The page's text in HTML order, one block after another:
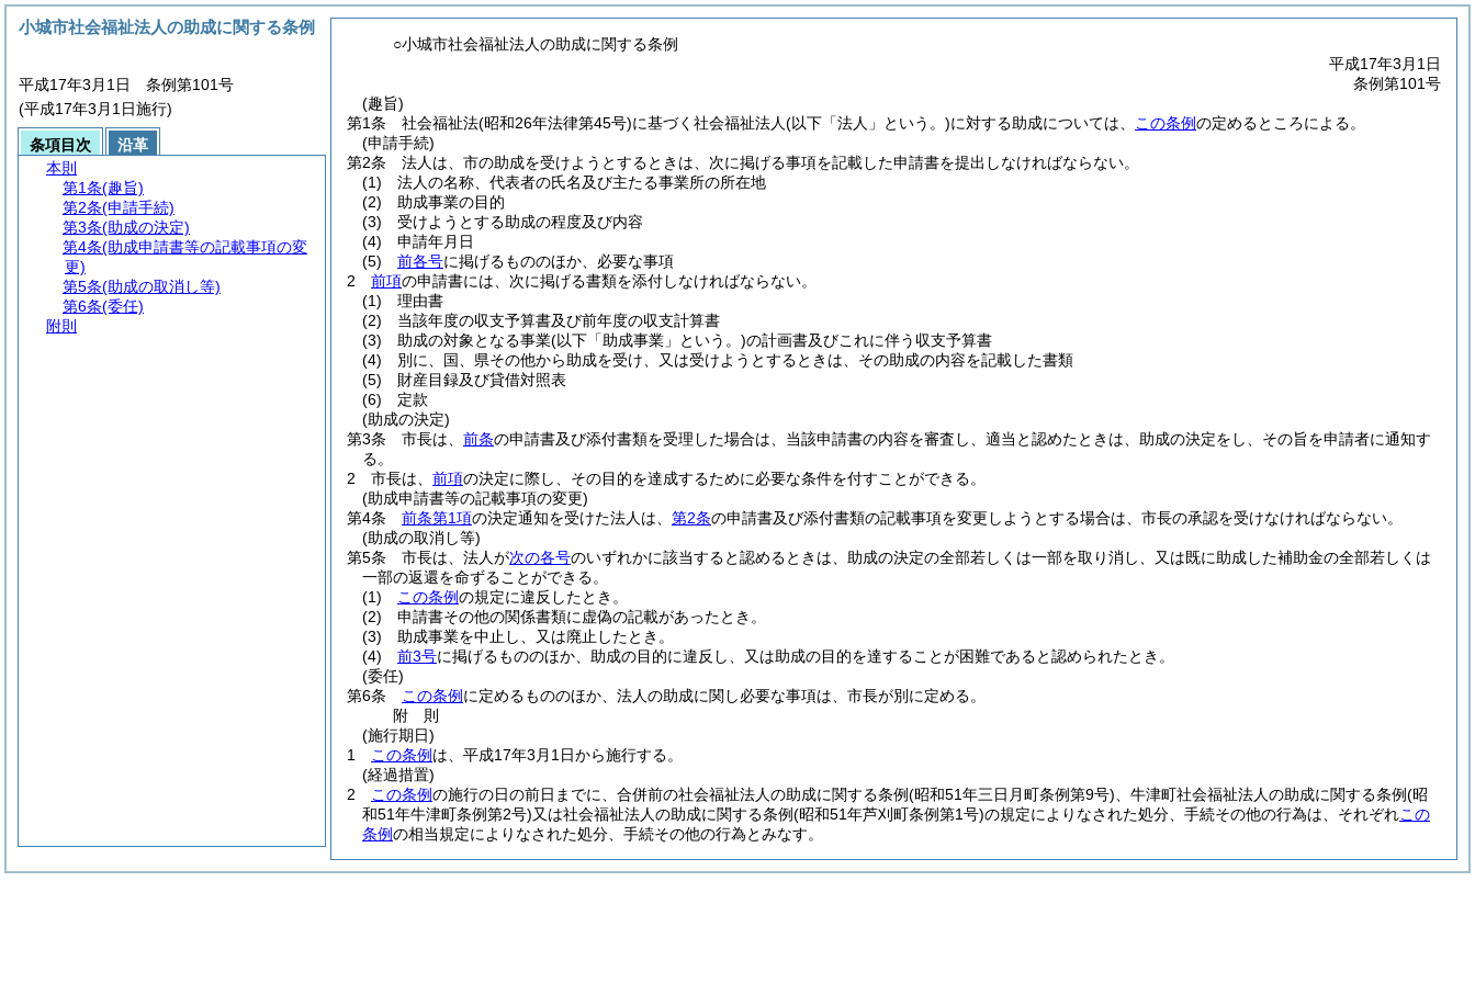
○小城市社会福祉法人の助成に関する条例
平成17年3月1日
条例第101号
(趣旨)
第1条
社会福祉法(昭和26年法律第45号)に基づく社会福祉法人(以下「法人」という。)に対する助成については、 この条例の定めるところによる。
(申請手続)
第2条
法人は、市の助成を受けようとするときは、次に掲げる事項を記載した申請書を提出しなければならない。
(1)
法人の名称、代表者の氏名及び主たる事業所の所在地
(2)
助成事業の目的
(3)
受けようとする助成の程度及び内容
(4)
申請年月日
(5)
前各号に掲げるもののほか、必要な事項
2
前項の申請書には、次に掲げる書類を添付しなければならない。
(1)
理由書
(2)
当該年度の収支予算書及び前年度の収支計算書
(3)
助成の対象となる事業(以下「助成事業」という。)の計画書及びこれに伴う収支予算書
(4)
別に、国、県その他から助成を受け、又は受けようとするときは、その助成の内容を記載した書類
(5)
財産目録及び貸借対照表
(6)
定款
(助成の決定)
第3条
市長は、 前条の申請書及び添付書類を受理した場合は、当該申請書の内容を審査し、適当と認めたときは、助成の決定をし、その旨を申請者に通知す
る。
2
市長は、 前項の決定に際し、その目的を達成するために必要な条件を付すことができる。
(助成申請書等の記載事項の変更)
第4条
前条第1項の決定通知を受けた法人は、 第2条の申請書及び添付書類の記載事項を変更しようとする場合は、市長の承認を受けなければならない。
(助成の取消し等)
第5条
市長は、法人が次の各号のいずれかに該当すると認めるときは、助成の決定の全部若しくは一部を取り消し、又は既に助成した補助金の全部若しくは
一部の返還を命ずることができる。
(1)
この条例の規定に違反したとき。
(2)
申請書その他の関係書類に虚偽の記載があったとき。
(3)
助成事業を中止し、又は廃止したとき。
(4)
前3号に掲げるもののほか、助成の目的に違反し、又は助成の目的を達することが困難であると認められたとき。
(委任)
第6条
この条例 に定めるもののほか、法人の助成に関し必要な事項は、市長が別に定める。
附 則
(施行期日)
1
この条例 は、平成17年3月1日から施行する。
(経過措置)
2
この条例の施行の日の前日までに、合併前の社会福祉法人の助成に関する条例(昭和51年三日月町条例第9号) 、牛津町社会福祉法人の助成に関する条例(昭
和51年牛津町条例第2号)又は社会福祉法人の助成に関する条例(昭和51年芦刈町条例第1号)の規定によりなされた処分、手続その他の行為は、それぞれこの
条例の相当規定によりなされた処分、手続その他の行為とみなす。
小城市社会福祉法人の助成に関する条例
平成17年3月1日 条例第101号
(平成17年3月1日施行)
条項目次
沿革
本則
第1条(趣旨)
第2条(申請手続)
第3条(助成の決定)
第4条(助成申請書等の記載事項の変
更)
第5条(助成の取消し等)
第6条(委任)
附則